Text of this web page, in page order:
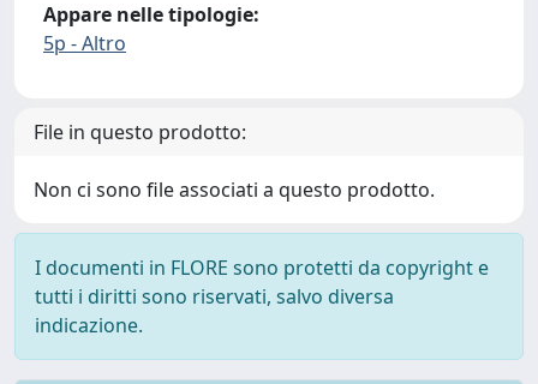
Appare nelle tipologie:
5p - Altro
File in questo prodotto:
Non ci sono file associati a questo prodotto.
I documenti in FLORE sono protetti da copyright e
tutti i diritti sono riservati, salvo diversa
indicazione.